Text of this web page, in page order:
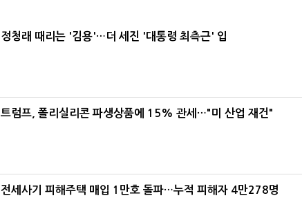
정청래 때리는 '김용'…더 세진 '대통령 최측근' 입
트럼프, 폴리실리콘 파생상품에 15% 관세…"미 산업 재건"
전세사기 피해주택 매입 1만호 돌파…누적 피해자 4만278명